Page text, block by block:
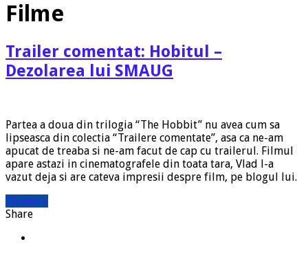
Filme
Trailer comentat: Hobitul –
Dezolarea lui SMAUG
Partea a doua din trilogia “The Hobbit” nu avea cum sa
lipseasca din colectia “Trailere comentate”, asa ca ne-am
apucat de treaba si ne-am facut de cap cu trailerul. Filmul
apare astazi in cinematografele din toata tara, Vlad l-a
vazut deja si are cateva impresii despre film, pe blogul lui.
Citeste »
Share